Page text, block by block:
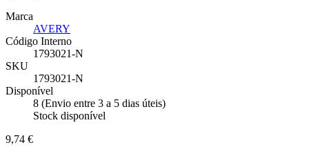
Marca
AVERY
Código Interno
1793021-N
SKU
1793021-N
Disponível
8 (Envio entre 3 a 5 dias úteis)
Stock disponível
9,74 €